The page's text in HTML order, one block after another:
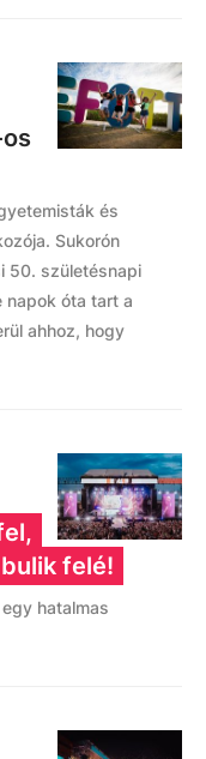
és
Sukorón
50. születésnapi
napok óta tart a
ahhoz, hogy
felé!
hatalmas